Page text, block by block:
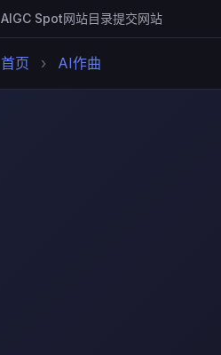
AIGC Spot网站目录提交网站
首页 › AI作曲